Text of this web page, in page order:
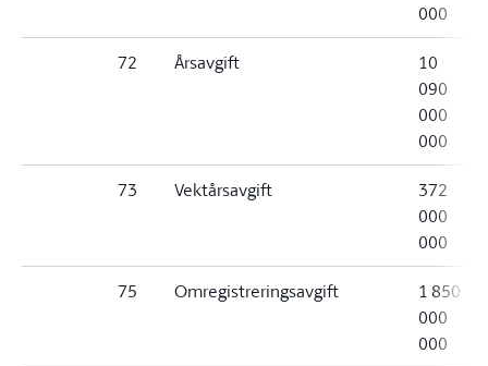
000
72 Årsavgift
10
090
000
000
73 Vektårsavgift
372
000
000
75 Omregistreringsavgift
1 850
000
000